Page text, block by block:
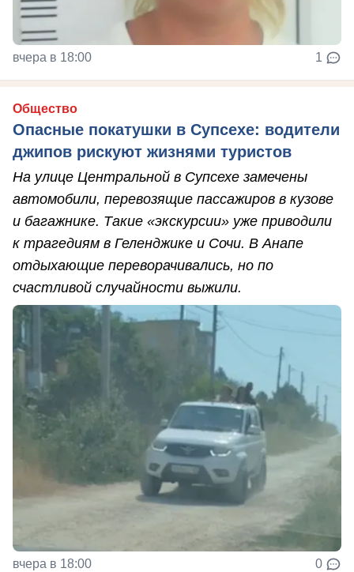
вчера в 18:00 1
Общество
Опасные покатушки в Супсехе: водители
джипов рискуют жизнями туристов
На улице Центральной в Супсехе замечены
автомобили, перевозящие пассажиров в кузове
и багажнике. Такие «экскурсии» уже приводили
к трагедиям в Геленджике и Сочи. В Анапе
отдыхающие переворачивались, но по
счастливой случайности выжили.
вчера в 18:00 0